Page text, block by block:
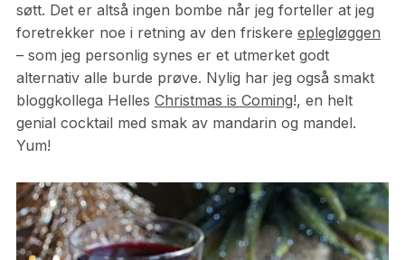
søtt. Det er altså ingen bombe når jeg forteller at jeg
foretrekker noe i retning av den friskere eplegløggen
– som jeg personlig synes er et utmerket godt
alternativ alle burde prøve. Nylig har jeg også smakt
bloggkollega Helles Christmas is Coming!, en helt
genial cocktail med smak av mandarin og mandel.
Yum!